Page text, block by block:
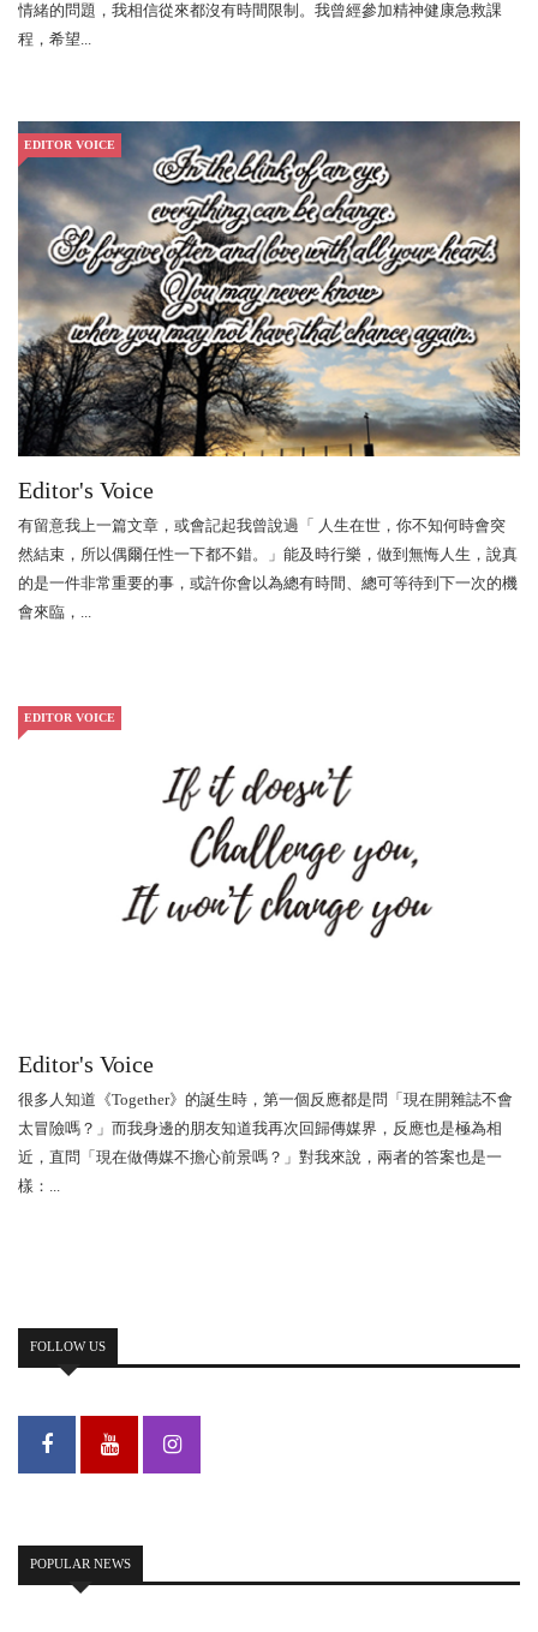
情緒的問題，我相信從來都沒有時間限制。我曾經參加精神健康急救課
程，希望...
EDITOR VOICE
Editor's Voice
有留意我上一篇文章，或會記起我曾說過「 人生在世，你不知何時會突
然結束，所以偶爾任性一下都不錯。」能及時行樂，做到無悔人生，說真
的是一件非常重要的事，或許你會以為總有時間、總可等待到下一次的機
會來臨，...
EDITOR VOICE
Editor's Voice
很多人知道《Together》的誕生時，第一個反應都是問「現在開雜誌不會
太冒險嗎？」而我身邊的朋友知道我再次回歸傳媒界，反應也是極為相
近，直問「現在做傳媒不擔心前景嗎？」對我來說，兩者的答案也是一
樣：...
FOLLOW US
POPULAR NEWS